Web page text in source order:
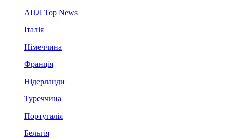
АПЛ Top News
Італія
Німеччина
Франція
Нідерланди
Туреччина
Португалія
Бельгія